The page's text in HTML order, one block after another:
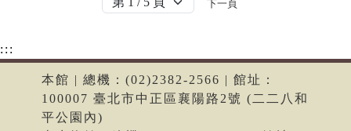
下一頁
:::
本館 | 總機：(02)2382-2566 | 館址：
100007 臺北市中正區襄陽路2號 (二二八和
平公園內)